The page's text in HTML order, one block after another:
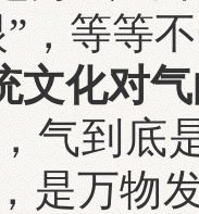
，等等
文化对
气到底
是万物